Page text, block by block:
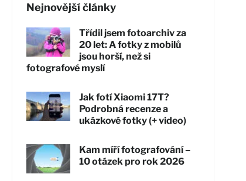
Nejnovější články
Třídil jsem fotoarchiv za
20 let: A fotky z mobilů
jsou horší, než si
fotografové myslí
Jak fotí Xiaomi 17T?
Podrobná recenze a
ukázkové fotky (+ video)
Kam míří fotografování –
10 otázek pro rok 2026